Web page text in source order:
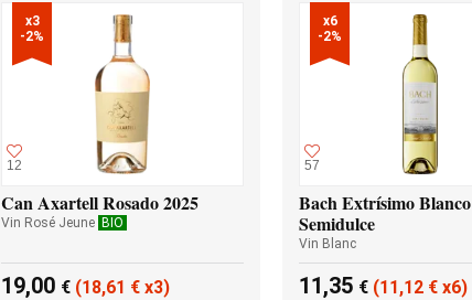
x3
-2%
12
Can Axartell Rosado 2025
Vin Rosé Jeune BIO
19,00 € (18,61 € x3)
x6
-2%
57
Bach Extrísimo Blanco
Semidulce
Vin Blanc
11,35 € (11,12 € x6)